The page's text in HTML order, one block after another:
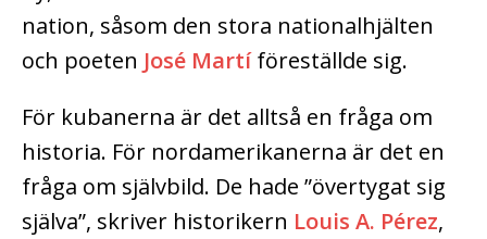
nation, såsom den stora nationalhjälten
och poeten José Martíföreställde sig.
För kubanerna är det alltså en fråga om
historia. För nordamerikanerna är det en
fråga om självbild. De hade ”övertygat sig
själva”, skriver historikern Louis A. Pérez,